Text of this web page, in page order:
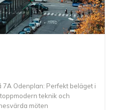
7A Odenplan: Perfekt beläget i
teknik och
möten